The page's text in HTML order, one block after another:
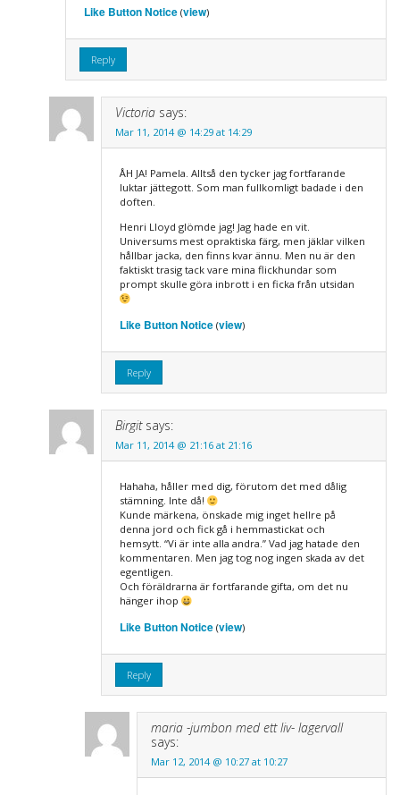
Like Button Notice(view)
Reply
Victoria says:
Mar 11, 2014 @ 14:29 at 14:29
ÅH JA! Pamela. Alltså den tycker jag fortfarande
luktar jättegott. Som man fullkomligt badade i den
doften.
Henri Lloyd glömde jag! Jag hade en vit.
Universums mest opraktiska färg, men jäklar vilken
hållbar jacka, den finns kvar ännu. Men nu är den
faktiskt trasig tack vare mina flickhundar som
prompt skulle göra inbrott i en ficka från utsidan
Like Button Notice(view)
Reply
Birgit says:
Mar 11, 2014 @ 21:16 at 21:16
Hahaha, håller med dig, förutom det med dålig
stämning. Inte då!
Kunde märkena, önskade mig inget hellre på
denna jord och fick gå i hemmastickat och
hemsytt. “Vi är inte alla andra.” Vad jag hatade den
kommentaren. Men jag tog nog ingen skada av det
egentligen.
Och föräldrarna är fortfarande gifta, om det nu
hänger ihop
Like Button Notice(view)
Reply
maria -jumbon med ett liv- lagervall
says:
Mar 12, 2014 @ 10:27 at 10:27